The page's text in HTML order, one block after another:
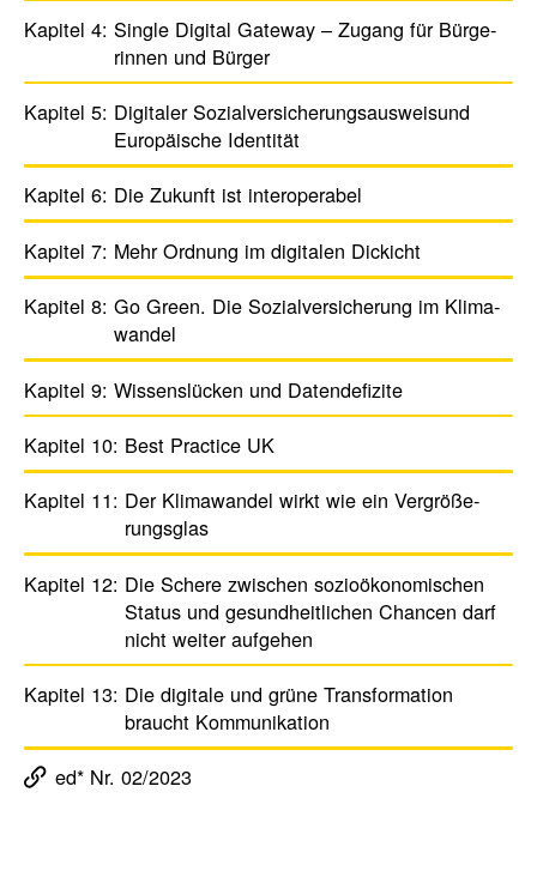
Kapitel 4: Single Digital Gateway – Zugang für Bürge­
rinnen und Bürger
Kapitel 5: Digi­taler Sozi­al­ver­si­che­rungs­aus­wei­sund
Euro­päi­sche Iden­tität
Kapitel 6: Die Zukunft ist inter­ope­rabel
Kapitel 7: Mehr Ordnung im digi­talen Dickicht
Kapitel 8: Go Green. Die Sozi­al­ver­si­che­rung im Klima­
wandel
Kapitel 9: Wissens­lü­cken und Daten­de­fi­zite
Kapitel 10: Best Prac­tice UK
Kapitel 11: Der Klima­wandel wirkt wie ein ­Vergrö­ße­
rungs­glas
Kapitel 12: Die Schere zwischen sozio­öko­no­mi­schen
Status und gesund­heit­li­chen Chancen darf
nicht weiter aufgehen
Kapitel 13: Die digi­tale und grüne Trans­for­ma­tion
braucht Kommu­ni­ka­tion
ed* Nr. 02/2023